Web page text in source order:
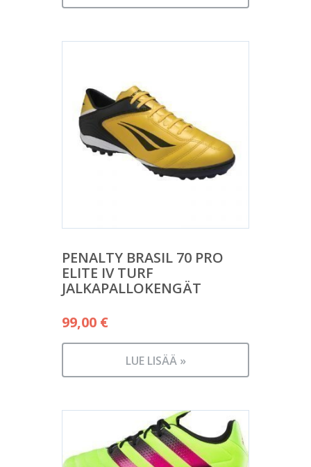
PENALTY BRASIL 70 PRO
ELITE IV TURF
JALKAPALLOKENGÄT
99,00 €
LUE LISÄÄ »